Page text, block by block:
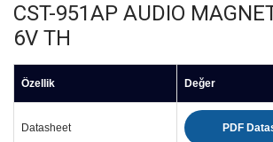
CST-951AP AUDIO
6V TH
Özellik Değer
Datasheet PDF